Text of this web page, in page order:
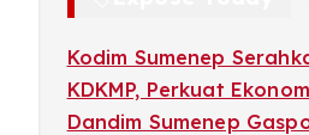
Kodim Sumenep
KDKMP, Perkuat
Dandim Sumenep